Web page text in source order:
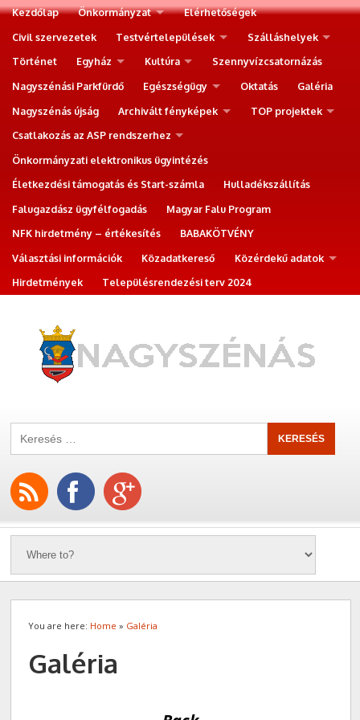
Kezdőlap Önkormányzat
Elérhetőségek
Civil szervezetek
Testvértelepülések
Szálláshelyek
Történet
Egyház Kultúra
Szennyvízcsatornázás
Nagyszénási Parkfürdő
Egészségügy Oktatás
Galéria
Nagyszénás újság
Archivált fényképek
TOP projektek
Csatlakozás az ASP rendszerhez
Önkormányzati elektronikus ügyintézés
Életkezdési támogatás és Start-számla
Hulladékszállítás
Falugazdász ügyfélfogadás
Magyar Falu Program
NFK hirdetmény – értékesítés
BABAKÖTVÉNY
Választási információk
Közadatkereső
Közérdekű adatok
Hirdetmények
Településrendezési terv 2024
You are here: Home » Galéria
Galéria